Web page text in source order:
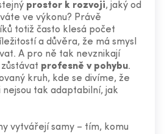
prostor k rozvoji, jaký od
ve výkonu? Právě
totiž často klesá počet
a důvěra, že má smysl
A pro ně tak nevznikají
profesně v pohybu.
kruh, kde se divíme, že
tak adaptabilní, jak
vytvářejí samy – tím, komu